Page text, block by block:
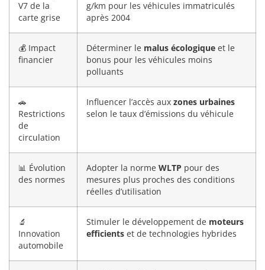
V7 de la
carte grise
g/km pour les véhicules immatriculés
après 2004
💰 Impact
financier
Déterminer le malus écologique et le
bonus pour les véhicules moins
polluants
🚗
Restrictions
de
circulation
Influencer l’accès aux zones urbaines
selon le taux d’émissions du véhicule
📊 Évolution
des normes
Adopter la norme WLTP pour des
mesures plus proches des conditions
réelles d’utilisation
🔬
Innovation
automobile
Stimuler le développement de moteurs
efficients et de technologies hybrides